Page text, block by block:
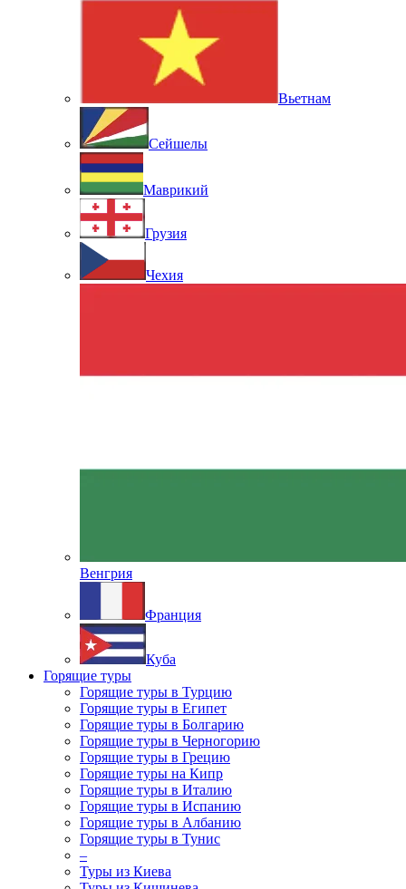
Вьетнам
Сейшелы
Маврикий
Грузия
Чехия
Венгрия
Франция
Куба
Горящие туры
Горящие туры в Турцию
Горящие туры в Египет
Горящие туры в Болгарию
Горящие туры в Черногорию
Горящие туры в Грецию
Горящие туры на Кипр
Горящие туры в Италию
Горящие туры в Испанию
Горящие туры в Албанию
Горящие туры в Тунис
–
Туры из Киева